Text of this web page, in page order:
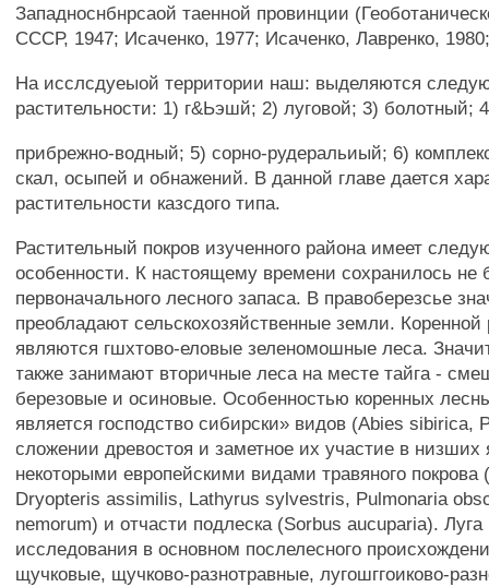
Западноснбнрсаой таенной провинции
СССР, 1947; Исаченко, 1977; Исаченко, Лавренко,
На исслсдуеыой территории наш: выделяются
растительности: 1) г&Ьэшй; 2) луговой; 3) болотный;
прибрежно-водный; 5) сорно-рудеральиый; 6)
скал, осыпей и обнажений. В данной главе дается
растительности казсдого типа.
Растительный покров изученного района имеет
особенности. К настоящему времени сохранилось не
первоначального лесного запаса. В правоберезсье
преобладают сельскохозяйственные земли. Коренной
являются гшхтово-еловые зеленомошные леса.
также занимают вторичные леса на месте тайга -
березовые и осиновые. Особенностью коренных
является господство сибирски» видов (Abies sibirica,
сложении древостоя и заметное их участие в низших
некоторыми европейскими видами травяного покрова
Dryopteris assimilis, Lathyrus sylvestris, Pulmonaria
nemorum) и отчасти подлеска (Sorbus aucuparia). Луга
исследования в основном послелесного
щучковые, щучково-разнотравные, лугошггоиково-